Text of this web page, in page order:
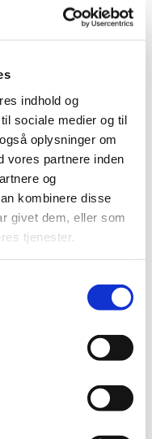
indhold og
sociale medier og til
oplysninger om
vores partnere inden
og
kombinere disse
givet dem, eller som
tjenester.
fra kl. 09.30-
aktivitet og så